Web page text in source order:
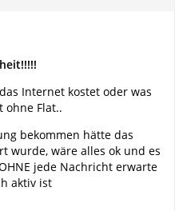
Internet kostet oder was
ohne Flat..
bekommen hätte das
wurde, wäre alles ok und es
jede Nachricht erwarte
aktiv ist